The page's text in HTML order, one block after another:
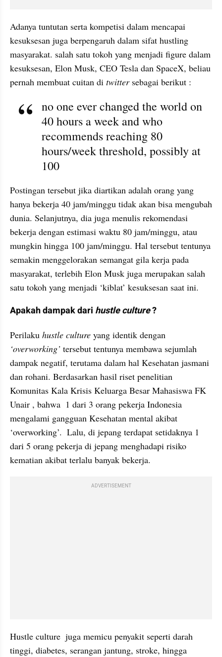
Adanya tuntutan serta kompetisi dalam mencapai
kesuksesan juga berpengaruh dalam sifat hustling
masyarakat. salah satu tokoh yang menjadi figure dalam
kesuksesan, Elon Musk, CEO Tesla dan SpaceX, beliau
pernah membuat cuitan di twitter sebagai berikut :
no one ever changed the world on
40 hours a week and who
recommends reaching 80
hours/week threshold, possibly at
100
Postingan tersebut jika diartikan adalah orang yang
hanya bekerja 40 jam/minggu tidak akan bisa mengubah
dunia. Selanjutnya, dia juga menulis rekomendasi
bekerja dengan estimasi waktu 80 jam/minggu, atau
mungkin hingga 100 jam/minggu. Hal tersebut tentunya
semakin menggelorakan semangat gila kerja pada
masyarakat, terlebih Elon Musk juga merupakan salah
satu tokoh yang menjadi ‘kiblat’ kesuksesan saat ini.
Apakah dampak dari hustle culture ?
Perilaku hustle culture
‘overworking’ tersebut tentunya membawa sejumlah
dampak negatif, terutama dalam hal Kesehatan jasmani
dan rohani. Berdasarkan hasil riset penelitian
Komunitas Kala Krisis Keluarga Besar Mahasiswa FK
Unair , bahwa  1 dari 3 orang pekerja Indonesia
mengalami gangguan Kesehatan mental akibat
‘overworking’.  Lalu, di jepang terdapat setidaknya 1
dari 5 orang pekerja di jepang menghadapi risiko
kematian akibat terlalu banyak bekerja.
ADVERTISEMENT
Hustle culture  juga memicu penyakit seperti darah
tinggi, diabetes, serangan jantung, stroke, hingga